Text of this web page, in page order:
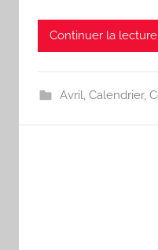
Continuer la lecture
Avril, Calendrier,